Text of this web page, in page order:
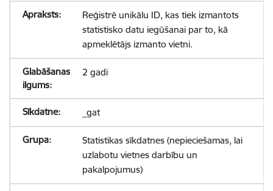
Reģistrē unikālu ID, kas tiek izmantots
statistisko datu iegūšanai par to, kā
apmeklētājs izmanto vietni.
2 gadi
_gat
Statistikas sīkdatnes (nepieciešamas, lai
uzlabotu vietnes darbību un
pakalpojumus)